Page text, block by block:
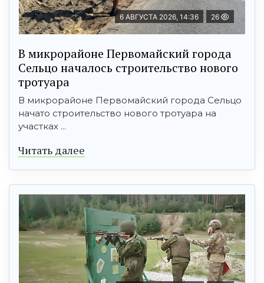
6 АВГУСТА 2026, 14:36 26
В микрорайоне Первомайский города
Сельцо началось строительство нового
тротуара
В микрорайоне Первомайский города Сельцо
начато строительство нового тротуара на
участках ...
Читать далее